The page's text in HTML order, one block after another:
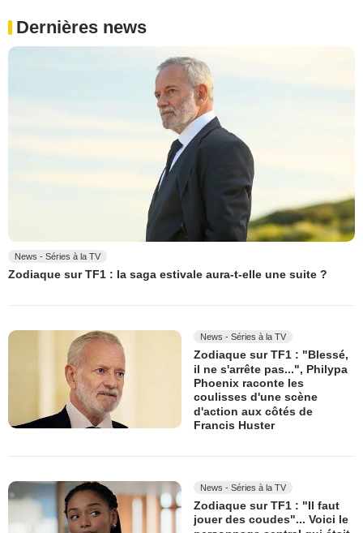
Dernières news
News - Séries à la TV
Zodiaque sur TF1 : la saga estivale aura-t-elle une suite ?
News - Séries à la TV
Zodiaque sur TF1 : "Blessé,
il ne s'arrête pas...", Philypa
Phoenix raconte les
coulisses d'une scène
d'action aux côtés de
Francis Huster
News - Séries à la TV
Zodiaque sur TF1 : "Il faut
jouer des coudes"... Voici le